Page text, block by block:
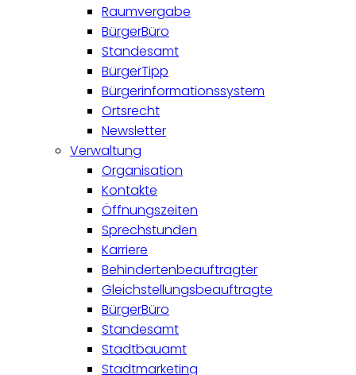
Raumvergabe
BürgerBüro
Standesamt
BürgerTipp
Bürgerinformationssystem
Ortsrecht
Newsletter
Verwaltung
Organisation
Kontakte
Öffnungszeiten
Sprechstunden
Karriere
Behindertenbeauftragter
Gleichstellungsbeauftragte
BürgerBüro
Standesamt
Stadtbauamt
Stadtmarketing